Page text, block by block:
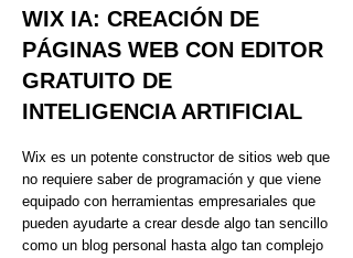
WIX IA: CREACIÓN DE
PÁGINAS WEB CON EDITOR
GRATUITO DE
INTELIGENCIA ARTIFICIAL
Wix es un potente constructor de sitios web que
no requiere saber de programación y que viene
equipado con herramientas empresariales que
pueden ayudarte a crear desde algo tan sencillo
como un blog personal hasta algo tan complejo